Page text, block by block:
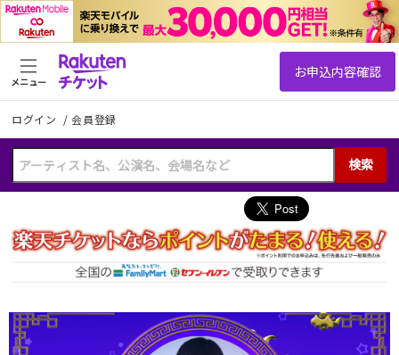
ログイン /会員登録
検索
メニュー